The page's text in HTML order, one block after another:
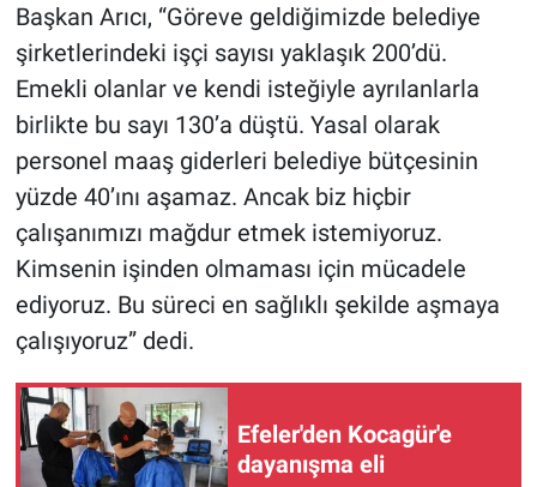
Başkan Arıcı, “Göreve geldiğimizde belediye
şirketlerindeki işçi sayısı yaklaşık 200’dü.
Emekli olanlar ve kendi isteğiyle ayrılanlarla
birlikte bu sayı 130’a düştü. Yasal olarak
personel maaş giderleri belediye bütçesinin
yüzde 40’ını aşamaz. Ancak biz hiçbir
çalışanımızı mağdur etmek istemiyoruz.
Kimsenin işinden olmaması için mücadele
ediyoruz. Bu süreci en sağlıklı şekilde aşmaya
çalışıyoruz” dedi.
Efeler'den Kocagür'e
dayanışma eli